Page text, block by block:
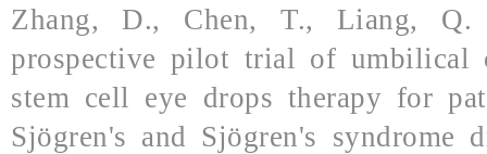
Zhang, D., Chen, T., Liang,
prospective pilot trial of umbilical
stem cell eye drops therapy for
Sjögren's and Sjögren's syndrome